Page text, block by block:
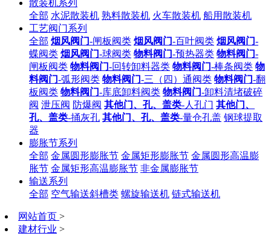
散装机系列
全部 水泥散装机 熟料散装机 火车散装机 船用散装机
工艺阀门系列
全部 烟风阀门-闸板阀类 烟风阀门-百叶阀类 烟风阀门-
蝶阀类 烟风阀门-球阀类 物料阀门-预热器类 物料阀门-
闸板阀类 物料阀门-回转卸料器类 物料阀门-棒条阀类 物
料阀门-弧形阀类 物料阀门-三（四）通阀类 物料阀门-翻
板阀类 物料阀门-库底卸料阀类 物料阀门-卸料清堵破碎
阀 泄压阀 防爆阀 其他门、孔、盖类-人孔门 其他门、
孔、盖类-捅灰孔 其他门、孔、盖类-量仓孔盖 钢球提取
器
膨胀节系列
全部 金属圆形膨胀节 金属矩形膨胀节 金属圆形高温膨
胀节 金属矩形高温膨胀节 非金属膨胀节
输送系列
全部 空气输送斜槽类 螺旋输送机 链式输送机
网站首页 >
建材行业 >